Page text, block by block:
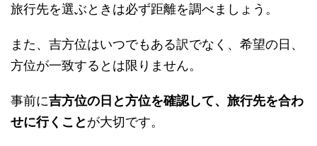
旅行先を選ぶときは必ず距離を調べましょう。
また、吉方位はいつでもある訳でなく、希望の日、
方位が一致するとは限りません。
事前に吉方位の日と方位を確認して、旅行先を合わ
せに行くことが大切です。